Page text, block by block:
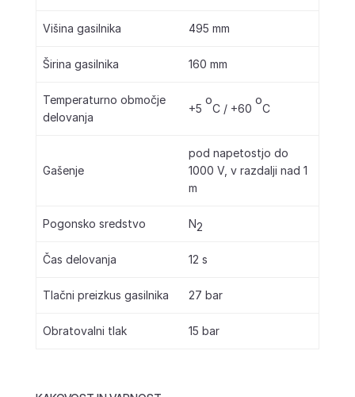
Višina gasilnika 495 mm
Širina gasilnika 160 mm
Temperaturno območje
delovanja
+5
o
C / +60
o
C
Gašenje
pod napetostjo do
1000 V, v razdalji nad 1
m
Pogonsko sredstvo N2
Čas delovanja 12 s
Tlačni preizkus gasilnika 27 bar
Obratovalni tlak 15 bar